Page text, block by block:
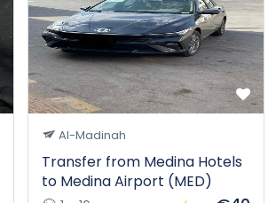
Al-Madinah
Transfer from Medina Hotels
to Medina Airport (MED)